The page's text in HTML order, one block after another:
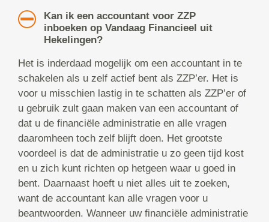
Kan ik een accountant voor ZZP
inboeken op Vandaag Financieel uit
Hekelingen?
Het is inderdaad mogelijk om een accountant in te
schakelen als u zelf actief bent als ZZP’er. Het is
voor u misschien lastig in te schatten als ZZP’er of
u gebruik zult gaan maken van een accountant of
dat u de financiële administratie en alle vragen
daaromheen toch zelf blijft doen. Het grootste
voordeel is dat de administratie u zo geen tijd kost
en u zich kunt richten op hetgeen waar u goed in
bent. Daarnaast hoeft u niet alles uit te zoeken,
want de accountant kan alle vragen voor u
beantwoorden. Wanneer uw financiële administratie